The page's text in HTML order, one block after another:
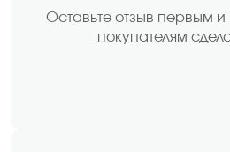
Оставьте отзыв первым и
покупателям